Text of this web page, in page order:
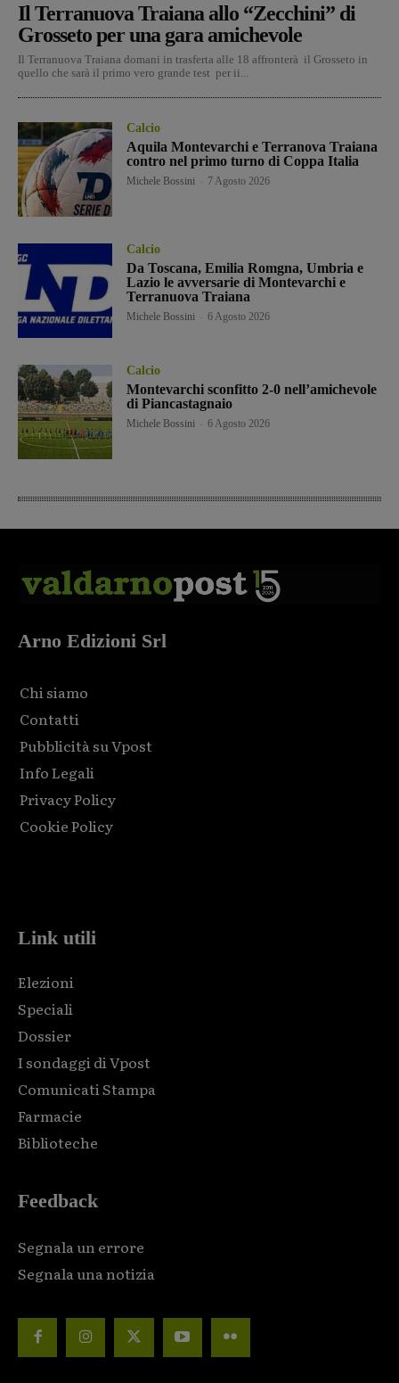
Il Terranuova Traiana allo “Zecchini” di
Grosseto per una gara amichevole
Il Terranuova Traiana domani in trasferta alle 18 affronterà il Grosseto in
quello che sarà il primo vero grande test per ii...
Calcio
Aquila Montevarchi e Terranova Traiana
contro nel primo turno di Coppa Italia
Michele Bossini 7 Agosto 2026
Calcio
Da Toscana, Emilia Romgna, Umbria e
Lazio le avversarie di Montevarchi e
Terranuova Traiana
Michele Bossini 6 Agosto 2026
Calcio
Montevarchi sconfitto 2-0 nell’amichevole
di Piancastagnaio
Michele Bossini 6 Agosto 2026
Arno Edizioni Srl
Chi siamo
Contatti
Pubblicità su Vpost
Info Legali
Privacy Policy
Cookie Policy
Link utili
Elezioni
Speciali
Dossier
I sondaggi di Vpost
Comunicati Stampa
Farmacie
Biblioteche
Feedback
Segnala un errore
Segnala una notizia